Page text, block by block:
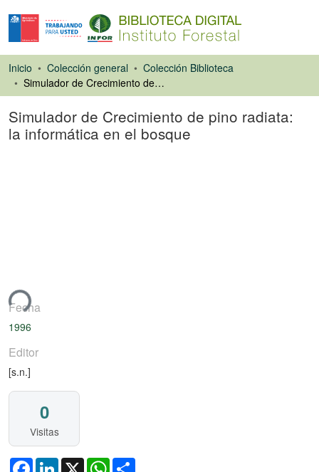
Inicio Colección general
Colección Biblioteca
Simulador de Crecimiento de pino radiata: la informática en el bosque
Simulador de Crecimiento de pino radiata:
la informática en el bosque
Fecha
1996
Editor
[s.n.]
0
Visitas
FacebookLinkedIn
X WhatsApp